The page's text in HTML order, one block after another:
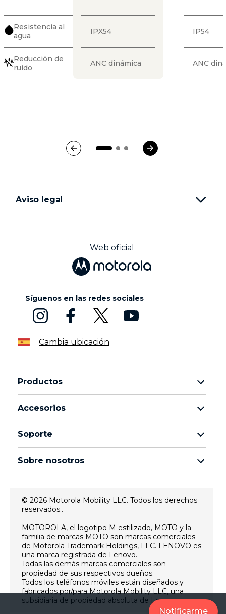
Notificarme
Resistencia al
agua
Reducción de
ruido
IPX54
ANC dinámica
IP54
ANC
Aviso legal
Web oficial
Síguenos en las redes sociales
Cambia ubicación
Productos
Familia moto g
thinkphone by motorola
Accesorios
moto tag
Soporte
Contacto
Estado de reparación
Recuperación y asistente inteligente
Sobre nosotros
Condiciones de venta
Condiciones de uso
Política de privacidad web
Innovación
Empleos
Política de privacidad producto
© 2026 Motorola Mobility LLC. Todos los derechos
reservados..
MOTOROLA, el logotipo M estilizado, MOTO y la
familia de marcas MOTO son marcas comerciales
de Motorola Trademark Holdings, LLC. LENOVO es
una marca registrada de Lenovo.
Todas las demás marcas comerciales son
propiedad de sus respectivos dueños.
Todos los teléfonos móviles están diseñados y
fabricados por/para Motorola Mobility LLC, una
subsidiaria de propiedad absoluta de Lenovo.